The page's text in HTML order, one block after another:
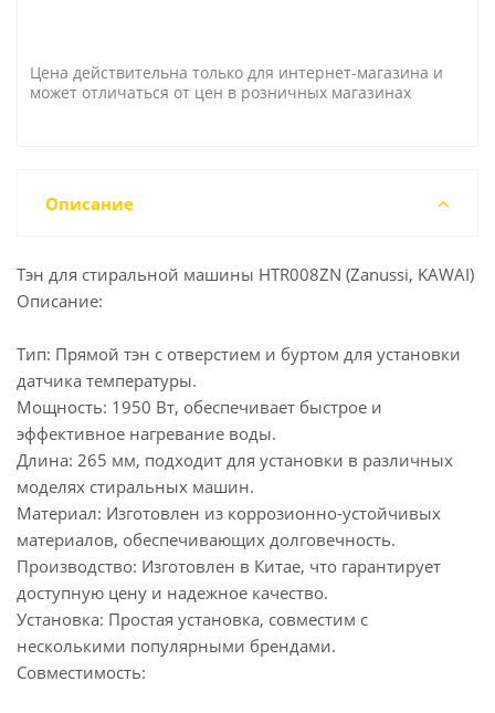
Цена действительна только для интернет-магазина и
может отличаться от цен в розничных магазинах
Описание
Тэн для стиральной машины HTR008ZN (Zanussi, KAWAI)
Описание:
Тип: Прямой тэн с отверстием и буртом для установки
датчика температуры.
Мощность: 1950 Вт, обеспечивает быстрое и
эффективное нагревание воды.
Длина: 265 мм, подходит для установки в различных
моделях стиральных машин.
Материал: Изготовлен из коррозионно-устойчивых
материалов, обеспечивающих долговечность.
Производство: Изготовлен в Китае, что гарантирует
доступную цену и надежное качество.
Установка: Простая установка, совместим с
несколькими популярными брендами.
Совместимость: